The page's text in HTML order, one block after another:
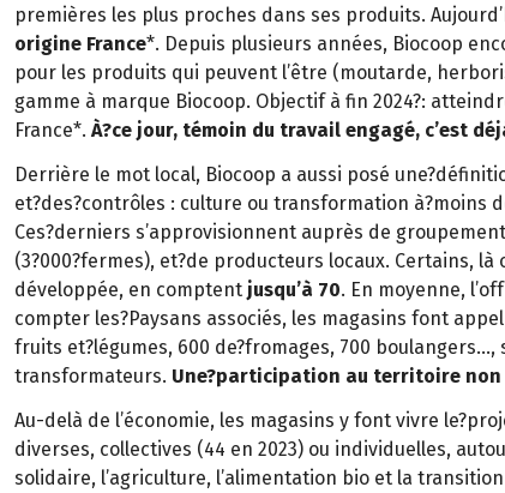
premières les plus proches dans ses produits.
origine France*. Depuis plusieurs années, Biocoop
pour les produits qui peuvent l’être (moutarde,
gamme à marque Biocoop. Objectif à fin 2024?:
France*. À?ce jour, témoin du travail engagé, c’est
Derrière le mot local, Biocoop a aussi posé
et?des?contrôles : culture ou transformation à?moins
Ces?derniers s’approvisionnent auprès de
(3?000?fermes), et?de producteurs locaux. Certains, là
développée, en comptent jusqu’à 70. En moyenne,
compter les?Paysans associés, les magasins font
fruits et?légumes, 600 de?fromages, 700 boulangers…,
transformateurs. Une?participation au territoire
Au-delà de l’économie, les magasins y font vivre
diverses, collectives (44 en 2023) ou individuelles,
solidaire, l’agriculture, l’alimentation bio et la